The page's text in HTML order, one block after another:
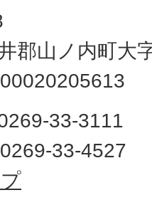
郡山ノ内町大
33-3111
33-4527